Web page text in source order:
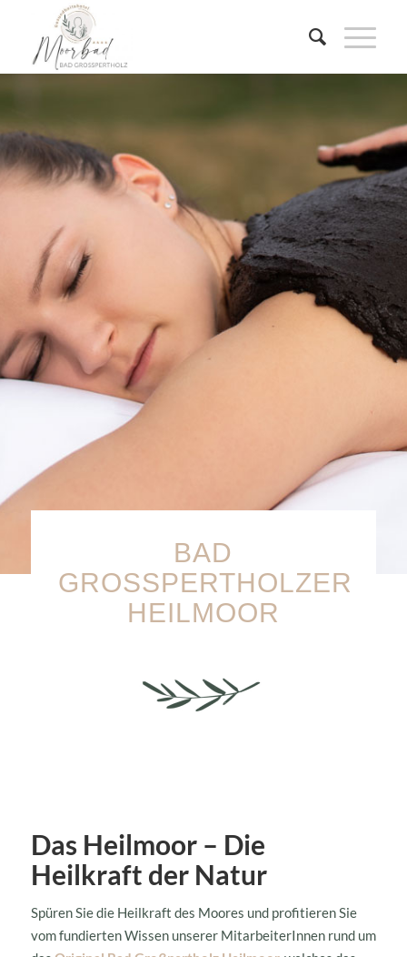
BAD
GROSSPERTHOLZER H
EILMOOR
Das Heilmoor – Die
Heilkraft der Natur
Spüren Sie die Heilkraft des Moores und profitieren Sie
vom fundierten Wissen unserer MitarbeiterInnen rund um